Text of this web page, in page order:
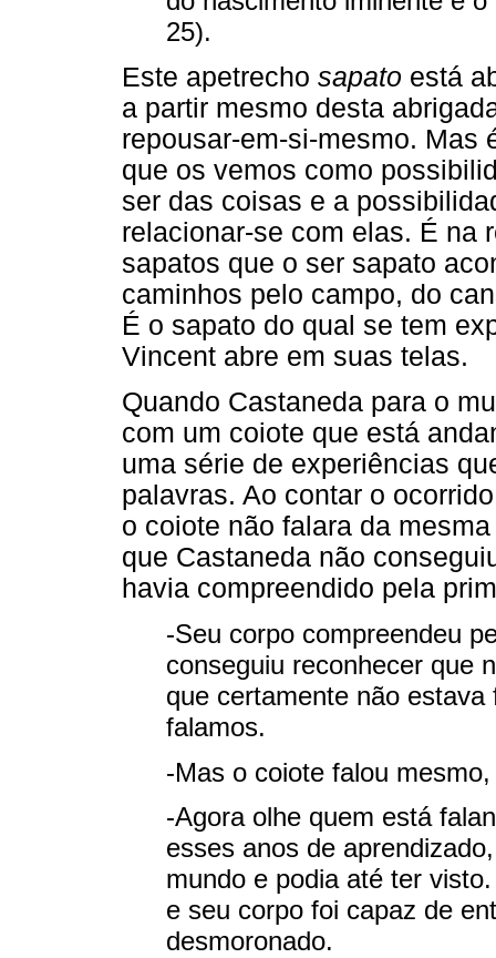
25).
Este apetrecho sapato está
a partir mesmo desta
repousar-em-si-mesmo. Mas
que os vemos como
ser das coisas e a
relacionar-se com elas. É na
sapatos que o ser sapato
caminhos pelo campo, do
É o sapato do qual se tem
Vincent abre em suas telas.
Quando Castaneda para o
com um coiote que está
uma série de experiências
palavras. Ao contar o
o coiote não falara da
que Castaneda não
havia compreendido pela
-Seu corpo compreendeu
conseguiu reconhecer que
que certamente não
falamos.
-Mas o coiote falou
-Agora olhe quem está
esses anos de
mundo e podia até ter
e seu corpo foi capaz de
desmoronado.